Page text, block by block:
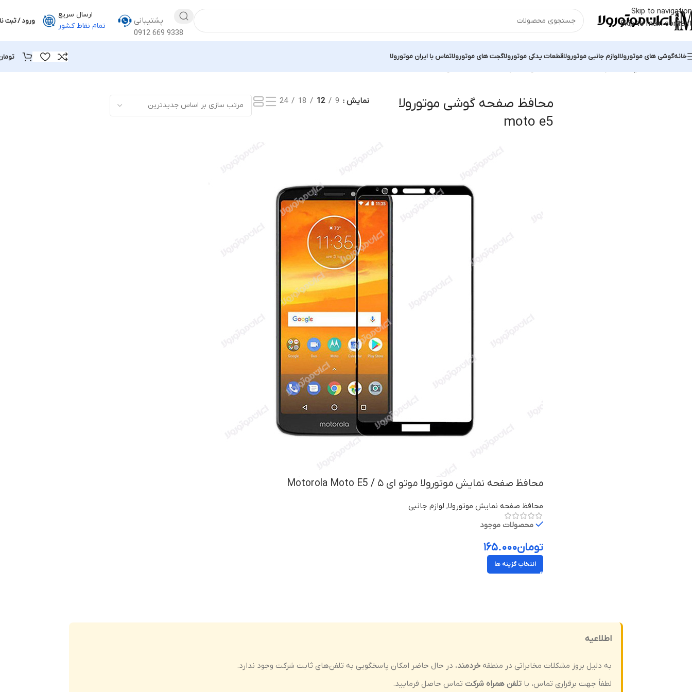
Skip to navigation
Skip to main content
پشتیبانی
0912 669 9338
ارسال سریع
تمام نقاط کشور
ورود / ثبت
خانهگوشی های موتورولالوازم جانبی موتورولاقطعات یدکی موتورولاگجت های موتورولاتماس با ایران موتورولا
محافظ صفحه گوشی موتورولا
moto e5
نمایش 9
12
18
24
محافظ صفحه نمایش موتورولا موتو ای ۵ / Motorola Moto E5
محافظ صفحه نمایش موتورولا, لوازم جانبی
محصولات موجود
تومان۱۶۵.۰۰۰
انتخاب گزینه ها
اطلاعیه
به دلیل بروز مشکلات مخابراتی در منطقهخردمند، در حال حاضر امکان پاسخگویی به تلفن‌های ثابت شرکت وجود ندارد.
لطفاً جهت برقراری تماس، باتلفن همراه شرکت تماس حاصل فرمایید.